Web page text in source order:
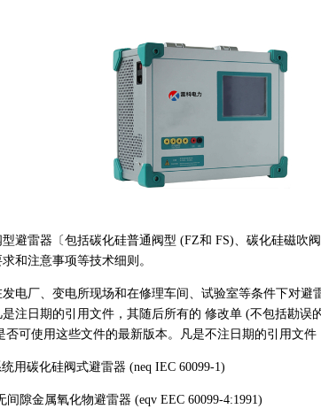
雷器〔包括碳化硅普通阀型 (FZ和 FS)、碳化硅磁吹
和注意事项等技术细则。
厂、变电所现场和在修理车间、试验室等条件下对避
注日期的引用文件，其随后所有的 修改单 (不包括勘
否可使用这些文件的最新版本。凡是不注日期的引用文件
碳化硅阀式避雷器 (neq IEC 60099-1)
隙金属氧化物避雷器 (eqv EEC 60099-4:1991)